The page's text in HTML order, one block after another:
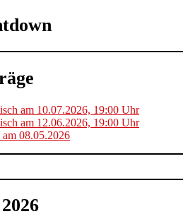
am 10.07.2026, 19:00 Uhr
am 12.06.2026, 19:00 Uhr
08.05.2026